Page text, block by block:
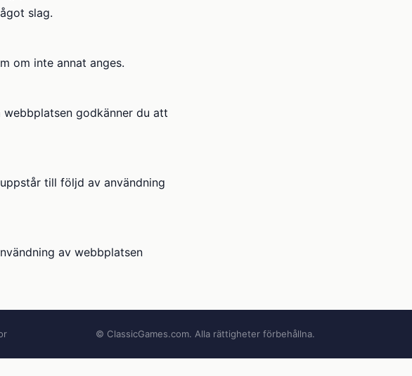
slag.
om inte annat anges.
webbplatsen godkänner du att
till följd av användning
av webbplatsen
© ClassicGames.com. Alla rättigheter förbehållna.